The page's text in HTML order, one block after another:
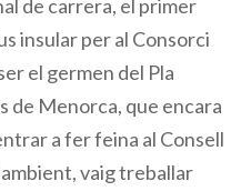
de carrera, el primer
insular per al Consorci
el germen del Pla
de Menorca, que encara
a fer feina al Consell
vaig treballar